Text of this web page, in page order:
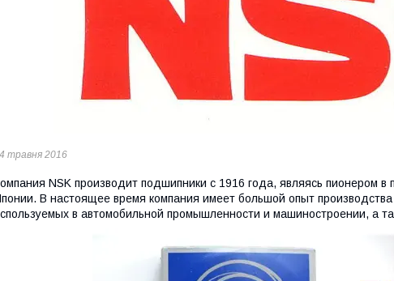
травня 2016
NSK производит подшипники с 1916 года, являясь пионером в
В настоящее время компания имеет большой опыт
в автомобильной промышленности и машиностроении, а